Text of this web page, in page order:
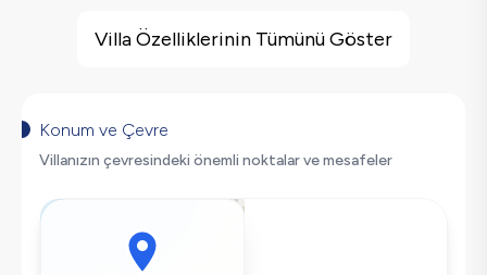
Deniz Manzarası
Saç Kurutma Makinası
Bulaşık Makinesi
Buzdolabı
Villa Özelliklerinin Tümünü Göster
Konum ve Çevre
Villanızın çevresindeki önemli noktalar ve mesafeler